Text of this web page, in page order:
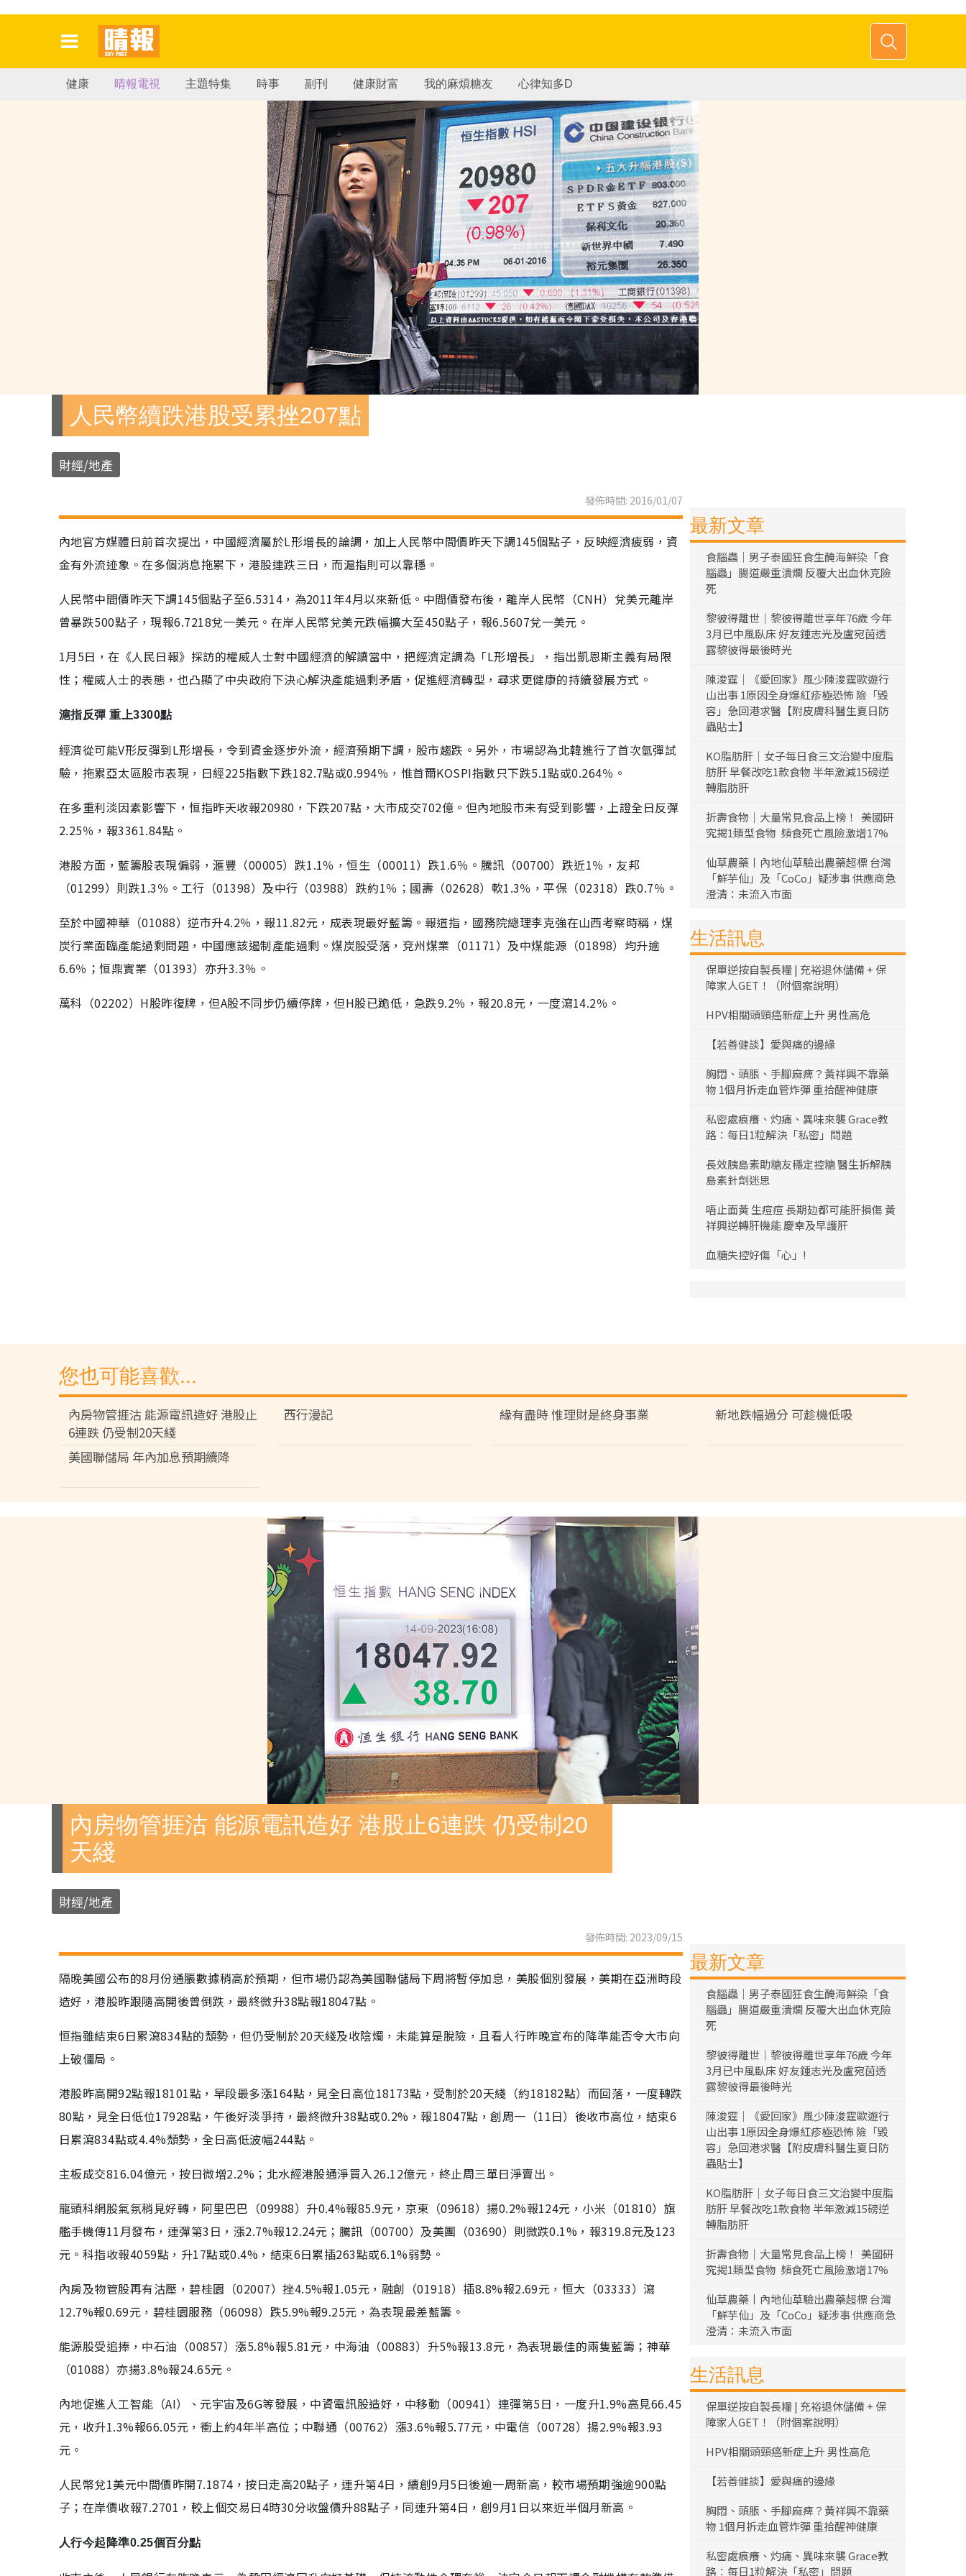
健康 晴報電視 主題特集 時事 副刊 健康財富 我的麻煩糖友 心律知多D
人民幣續跌港股受累挫207點
財經/地產
發佈時間: 2016/01/07
內地官方媒體日前首次提出，中國經濟屬於L形增長的論調，加上人民幣中間價昨天下調145個點子，反映經濟疲弱，資
金有外流迹象。在多個消息拖累下，港股連跌三日，而滬指則可以靠穩。
人民幣中間價昨天下調145個點子至6.5314，為2011年4月以來新低。中間價發布後，離岸人民幣（CNH）兌美元離岸
曾暴跌500點子，現報6.7218兌一美元。在岸人民幣兌美元跌幅擴大至450點子，報6.5607兌一美元。
1月5日，在《人民日報》採訪的權威人士對中國經濟的解讀當中，把經濟定調為「L形增長」，指出凱恩斯主義有局限
性；權威人士的表態，也凸顯了中央政府下決心解決產能過剩矛盾，促進經濟轉型，尋求更健康的持續發展方式。
滬指反彈 重上3300點
經濟從可能V形反彈到L形增長，令到資金逐步外流，經濟預期下調，股市趨跌。另外，市場認為北韓進行了首次氫彈試
驗，拖累亞太區股市表現，日經225指數下跌182.7點或0.994％，惟首爾KOSPI指數只下跌5.1點或0.264％。
在多重利淡因素影響下，恒指昨天收報20980，下跌207點，大市成交702億。但內地股市未有受到影響，上證全日反彈
2.25％，報3361.84點。
港股方面，藍籌股表現偏弱，滙豐（00005）跌1.1％，恒生（00011）跌1.6％。騰訊（00700）跌近1％，友邦
（01299）則跌1.3％。工行（01398）及中行（03988）跌約1％；國壽（02628）軟1.3％，平保（02318）跌0.7％。
至於中國神華（01088）逆市升4.2％，報11.82元，成表現最好藍籌。報道指，國務院總理李克強在山西考察時稱，煤
炭行業面臨產能過剩問題，中國應該遏制產能過剩。煤炭股受落，兗州煤業（01171）及中煤能源（01898）均升逾
6.6％；恒鼎實業（01393）亦升3.3％。
萬科（02202）H股昨復牌，但A股不同步仍續停牌，但H股已跪低，急跌9.2％，報20.8元，一度瀉14.2％。
最新文章
食腦蟲｜男子泰國狂食生醃海鮮染「食
腦蟲」腸道嚴重潰爛 反覆大出血休克險
死
黎彼得離世｜黎彼得離世享年76歲 今年
3月已中風臥床 好友鍾志光及盧宛茵透
露黎彼得最後時光
陳浚霆｜《愛回家》風少陳浚霆歐遊行
山出事 1原因全身爆紅疹極恐怖 險「毀
容」急回港求醫【附皮膚科醫生夏日防
蟲貼士】
KO脂肪肝｜女子每日食三文治變中度脂
肪肝 早餐改吃1款食物 半年激減15磅逆
轉脂肪肝
折壽食物｜大量常見食品上榜！ 美國研
究揭1類型食物 頻食死亡風險激增17%
仙草農藥丨內地仙草驗出農藥超標 台灣
「鮮芋仙」及「CoCo」疑涉事 供應商急
澄清：未流入市面
生活訊息
保單逆按自製長糧 | 充裕退休儲備 + 保
障家人GET！（附個案說明）
HPV相關頭頸癌新症上升 男性高危
【若善健談】愛與痛的邊緣
胸悶、頭脹、手腳麻痺？黃祥興不靠藥
物 1個月拆走血管炸彈 重拾醒神健康
私密處痕癢、灼痛、異味來襲 Grace教
路：每日1粒解決「私密」問題
長效胰島素助糖友穩定控糖 醫生拆解胰
島素針劑迷思
唔止面黃 生痘痘 長期攰都可能肝損傷 黃
祥興逆轉肝機能 慶幸及早護肝
血糖失控好傷「心」!
您也可能喜歡...
內房物管捱沽 能源電訊造好 港股止
6連跌 仍受制20天綫
西行漫記 緣有盡時 惟理財是終身事業 新地跌幅過分 可趁機低吸
美國聯儲局 年內加息預期續降
內房物管捱沽 能源電訊造好 港股止6連跌 仍受制20
天綫
財經/地產
發佈時間: 2023/09/15
隔晚美國公布的8月份通脹數據稍高於預期，但市場仍認為美國聯儲局下周將暫停加息，美股個別發展，美期在亞洲時段
造好，港股昨跟隨高開後曾倒跌，最終微升38點報18047點。
恒指雖結束6日累瀉834點的頹勢，但仍受制於20天綫及收陰燭，未能算是脫險，且看人行昨晚宣布的降準能否令大市向
上破僵局。
港股昨高開92點報18101點，早段最多漲164點，見全日高位18173點，受制於20天綫（約18182點）而回落，一度轉跌
80點，見全日低位17928點，午後好淡爭持，最終微升38點或0.2%，報18047點，創周一（11日）後收市高位，結束6
日累瀉834點或4.4%頹勢，全日高低波幅244點。
主板成交816.04億元，按日微增2.2%；北水經港股通淨買入26.12億元，終止周三單日淨賣出。
龍頭科網股氣氛稍見好轉，阿里巴巴（09988）升0.4%報85.9元，京東（09618）揚0.2%報124元，小米（01810）旗
艦手機傳11月發布，連彈第3日，漲2.7%報12.24元；騰訊（00700）及美團（03690）則微跌0.1%，報319.8元及123
元。科指收報4059點，升17點或0.4%，結束6日累插263點或6.1%弱勢。
內房及物管股再有沽壓，碧桂園（02007）挫4.5%報1.05元，融創（01918）插8.8%報2.69元，恒大（03333）瀉
12.7%報0.69元，碧桂園服務（06098）跌5.9%報9.25元，為表現最差藍籌。
能源股受追捧，中石油（00857）漲5.8%報5.81元，中海油（00883）升5%報13.8元，為表現最佳的兩隻藍籌；神華
（01088）亦揚3.8%報24.65元。
內地促進人工智能（AI）、元宇宙及6G等發展，中資電訊股造好，中移動（00941）連彈第5日，一度升1.9%高見66.45
元，收升1.3%報66.05元，衝上約4年半高位；中聯通（00762）漲3.6%報5.77元，中電信（00728）揚2.9%報3.93
元。
人民幣兌1美元中間價昨開7.1874，按日走高20點子，連升第4日，續創9月5日後逾一周新高，較市場預期強逾900點
子；在岸價收報7.2701，較上個交易日4時30分收盤價升88點子，同連升第4日，創9月1日以來近半個月新高。
人行今起降準0.25個百分點
最新文章
食腦蟲｜男子泰國狂食生醃海鮮染「食
腦蟲」腸道嚴重潰爛 反覆大出血休克險
死
黎彼得離世｜黎彼得離世享年76歲 今年
3月已中風臥床 好友鍾志光及盧宛茵透
露黎彼得最後時光
陳浚霆｜《愛回家》風少陳浚霆歐遊行
山出事 1原因全身爆紅疹極恐怖 險「毀
容」急回港求醫【附皮膚科醫生夏日防
蟲貼士】
KO脂肪肝｜女子每日食三文治變中度脂
肪肝 早餐改吃1款食物 半年激減15磅逆
轉脂肪肝
折壽食物｜大量常見食品上榜！ 美國研
究揭1類型食物 頻食死亡風險激增17%
仙草農藥丨內地仙草驗出農藥超標 台灣
「鮮芋仙」及「CoCo」疑涉事 供應商急
澄清：未流入市面
生活訊息
保單逆按自製長糧 | 充裕退休儲備 + 保
障家人GET！（附個案說明）
HPV相關頭頸癌新症上升 男性高危
【若善健談】愛與痛的邊緣
胸悶、頭脹、手腳麻痺？黃祥興不靠藥
物 1個月拆走血管炸彈 重拾醒神健康
私密處痕癢、灼痛、異味來襲 Grace教
路：每日1粒解決「私密」問題